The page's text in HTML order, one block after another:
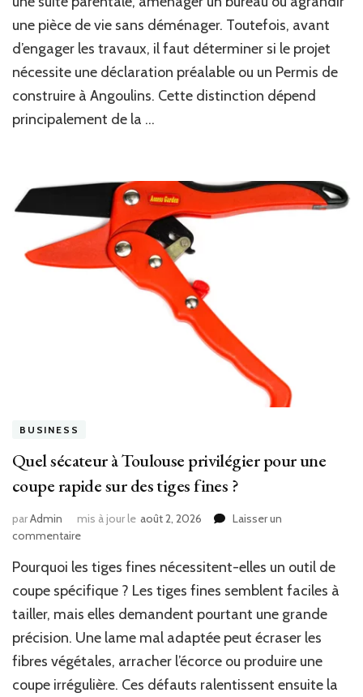
extension
avec
de
construire
Angoulins
maison
existante
?
une pièce de vie sans déménager. Toutefois, avant
d’engager les travaux, il faut déterminer si le projet
nécessite une déclaration préalable ou un Permis de
construire à Angoulins. Cette distinction dépend
principalement de la …
BUSINESS
Quel sécateur à Toulouse privilégier pour une
coupe rapide sur des tiges fines ?
parAdmin mis à jour le août 2, 2026
Laisser un
commentairesur
sécateur
à
Toulouse
privilégier
pour
une
coupe
rapide
Pourquoi les tiges fines nécessitent-elles un outil de
coupe spécifique ? Les tiges fines semblent faciles à
tailler, mais elles demandent pourtant une grande
précision. Une lame mal adaptée peut écraser les
fibres végétales, arracher l’écorce ou produire une
coupe irrégulière. Ces défauts ralentissent ensuite la